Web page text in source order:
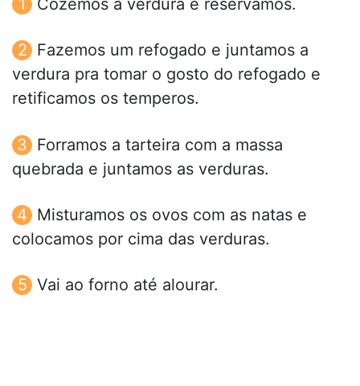
Cozemos a verdura e reservamos.
Fazemos um refogado e juntamos a
verdura pra tomar o gosto do refogado e
retificamos os temperos.
Forramos a tarteira com a massa
quebrada e juntamos as verduras.
Misturamos os ovos com as natas e
colocamos por cima das verduras.
Vai ao forno até alourar.